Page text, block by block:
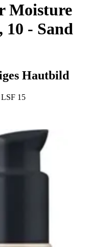
Moisture
10 - Sand
Hautbild
LSF 15